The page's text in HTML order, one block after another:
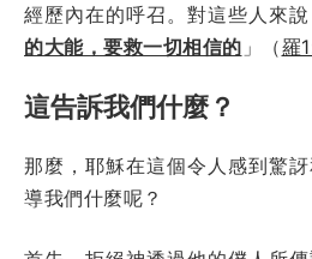
經歷內在的呼召。對這些人來
的大能，要救一切相信的 」（羅
這告訴我們什麼？
那麼，耶穌在這個令人感到驚
導我們什麼呢？